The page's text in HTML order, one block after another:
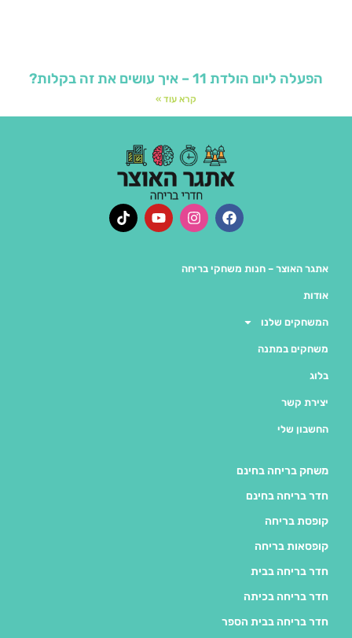
הפעלה ליום הולדת 11 – איך עושים את זה בקלות?
קרא עוד »
אתגר האוצר – חנות משחקי בריחה
אודות
המשחקים שלנו
משחקים במתנה
בלוג
יצירת קשר
החשבון שלי
משחק בריחה בחינם
חדר בריחה בחינם
קופסת בריחה
קופסאות בריחה
חדר בריחה בבית
חדר בריחה בכיתה
חדר בריחה בבית הספר